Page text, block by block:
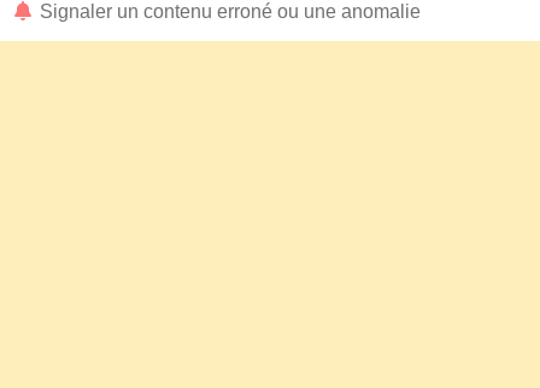
Signaler un contenu erroné ou une anomalie